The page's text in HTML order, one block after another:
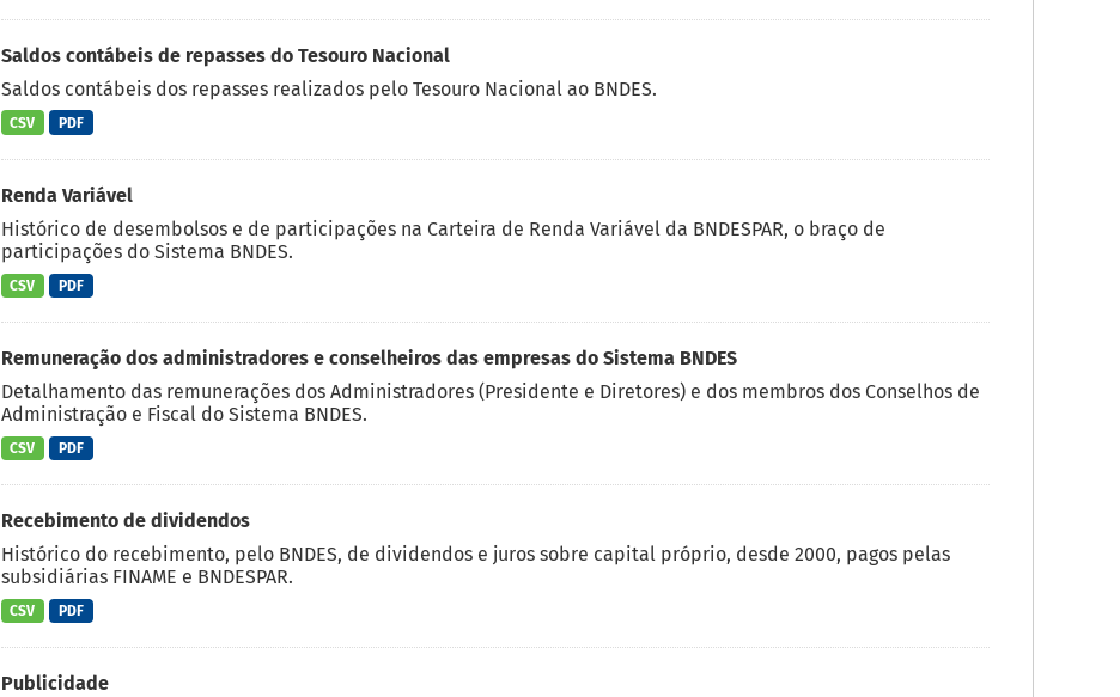
Saldos contábeis de repasses do Tesouro Nacional
Saldos contábeis dos repasses realizados pelo Tesouro Nacional ao BNDES.
CSV PDF
Renda Variável
Histórico de desembolsos e de participações na Carteira de Renda Variável da BNDESPAR, o braço de
participações do Sistema BNDES.
CSV PDF
Remuneração dos administradores e conselheiros das empresas do Sistema BNDES
Detalhamento das remunerações dos Administradores (Presidente e Diretores) e dos membros dos Conselhos de
Administração e Fiscal do Sistema BNDES.
CSV PDF
Recebimento de dividendos
Histórico do recebimento, pelo BNDES, de dividendos e juros sobre capital próprio, desde 2000, pagos pelas
subsidiárias FINAME e BNDESPAR.
CSV PDF
Publicidade